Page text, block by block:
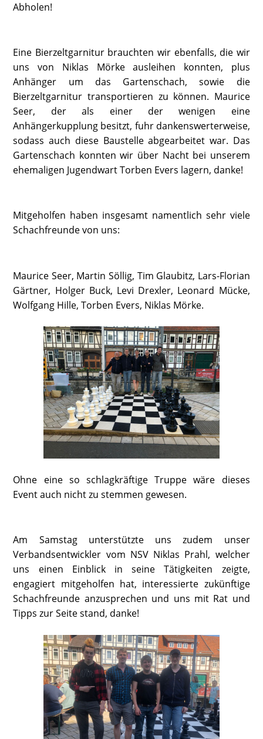
Abholen!
Eine Bierzeltgarnitur brauchten wir ebenfalls, die wir
uns von Niklas Mörke ausleihen konnten, plus
Anhänger um das Gartenschach, sowie die
Bierzeltgarnitur transportieren zu können. Maurice
Seer, der als einer der wenigen eine
Anhängerkupplung besitzt, fuhr dankenswerterweise,
sodass auch diese Baustelle abgearbeitet war. Das
Gartenschach konnten wir über Nacht bei unserem
ehemaligen Jugendwart Torben Evers lagern, danke!
Mitgeholfen haben insgesamt namentlich sehr viele
Schachfreunde von uns:
Maurice Seer, Martin Söllig, Tim Glaubitz, Lars-Florian
Gärtner, Holger Buck, Levi Drexler, Leonard Mücke,
Wolfgang Hille, Torben Evers, Niklas Mörke.
Ohne eine so schlagkräftige Truppe wäre dieses
Event auch nicht zu stemmen gewesen.
Am Samstag unterstützte uns zudem unser
Verbandsentwickler vom NSV Niklas Prahl, welcher
uns einen Einblick in seine Tätigkeiten zeigte,
engagiert mitgeholfen hat, interessierte zukünftige
Schachfreunde anzusprechen und uns mit Rat und
Tipps zur Seite stand, danke!